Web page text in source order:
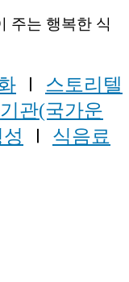
주는 행복한 식
Ⅰ 스토리텔
기관(국가운
Ⅰ 식음료